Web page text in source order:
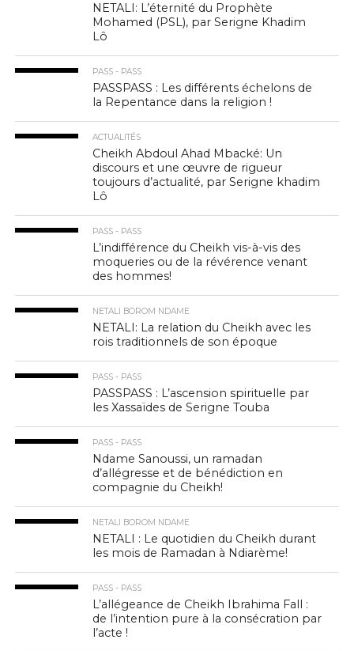
NETALI: L’éternité du Prophète
Mohamed (PSL), par Serigne Khadim
Lô
PASS - PASS
PASSPASS : Les différents échelons de
la Repentance dans la religion !
ACTUALITÉS
Cheikh Abdoul Ahad Mbacké: Un
discours et une œuvre de rigueur
toujours d’actualité, par Serigne khadim
Lô
PASS - PASS
L’indifférence du Cheikh vis-à-vis des
moqueries ou de la révérence venant
des hommes!
NETALI BOROM NDAME
NETALI: La relation du Cheikh avec les
rois traditionnels de son époque
PASS - PASS
PASSPASS : L’ascension spirituelle par
les Xassaïdes de Serigne Touba
PASS - PASS
Ndame Sanoussi, un ramadan
d’allégresse et de bénédiction en
compagnie du Cheikh!
NETALI BOROM NDAME
NETALI : Le quotidien du Cheikh durant
les mois de Ramadan à Ndiarème!
PASS - PASS
L’allégeance de Cheikh Ibrahima Fall :
de l’intention pure à la consécration par
l’acte !